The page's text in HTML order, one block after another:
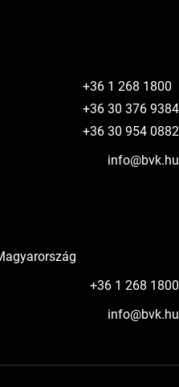
+36 1 268 1800
+36 30 376 9384
+36 30 954 0882
info@bvk.hu
+36 1 268 1800
info@bvk.hu